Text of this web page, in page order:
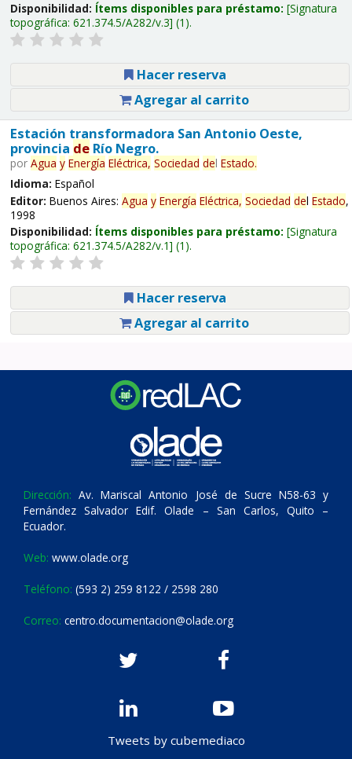
Disponibilidad: Ítems disponibles para préstamo: Signatura
topográfica: 621.374.5/A282/v.3 (1).
Hacer reserva
Agregar al carrito
Estación transformadora San Antonio Oeste,
provincia deRío Negro.
por Agua y Energía Eléctrica, Sociedad del Estado.
Idioma: Español
Editor: Buenos Aires: Agua y Energía Eléctrica, Sociedad del Estado,
1998
Disponibilidad: Ítems disponibles para préstamo: Signatura
topográfica: 621.374.5/A282/v.1 (1).
Hacer reserva
Agregar al carrito
Dirección: Av. Mariscal Antonio José de Sucre N58-63 y
Fernández Salvador Edif. Olade – San Carlos, Quito –
Ecuador.
Web: www.olade.org
Teléfono: (593 2) 259 8122 / 2598 280
Correo: centro.documentacion@olade.org
Tweets by cubemediaco